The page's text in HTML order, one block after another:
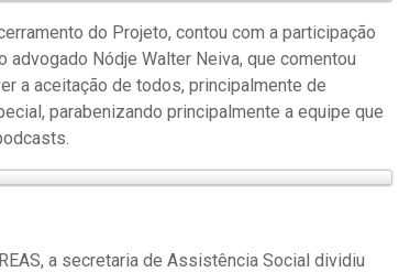
do Projeto, contou com a participação
Nódje Walter Neiva, que comentou
a aceitação de todos, principalmente de
parabenizando principalmente a equipe que
a secretaria de Assistência Social dividiu